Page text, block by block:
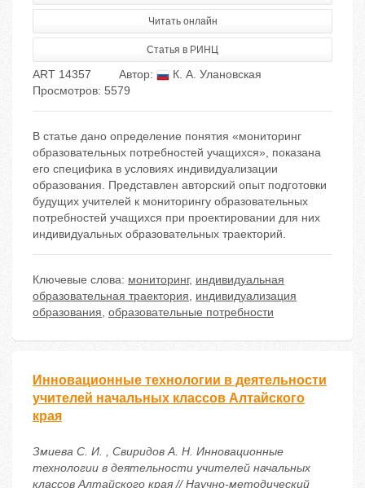
Читать онлайн
Статья в РИНЦ
ART 14357 Автор:
К. А. Улановская
Просмотров: 5579
В статье дано определение понятия «мониторинг
образовательных потребностей учащихся», показана
его специфика в условиях индивидуализации
образования. Представлен авторский опыт подготовки
будущих учителей к мониторингу образовательных
потребностей учащихся при проектировании для них
индивидуальных образовательных траекторий.
Ключевые слова: мониторинг, индивидуальная
образовательная траектория, индивидуализация
образования, образовательные потребности
Инновационные технологии в деятельности
учителей начальных классов Алтайского
края
Змиева С. И. , Свиридов А. Н. Инновационные
технологии в деятельности учителей начальных
классов Алтайского края // Научно-методический